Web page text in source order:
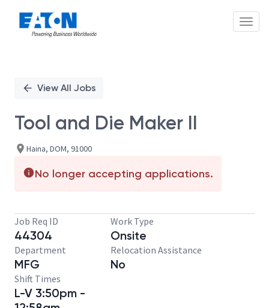
PositionView All Jobs
Tool and Die Maker II
Haina, DOM, 91000
No longer accepting applications.
Job Req ID
44304
Work Type
Onsite
Department
MFG
Relocation Assistance
No
Shift Times
L-V 3:50pm -